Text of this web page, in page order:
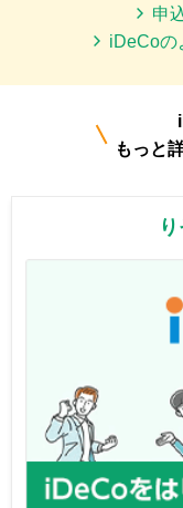
申
iDeCoの
もっと